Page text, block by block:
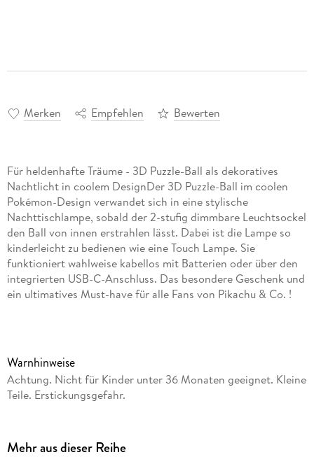
Merken Empfehlen Bewerten
Für heldenhafte Träume - 3D Puzzle-Ball als dekoratives
Nachtlicht in coolem DesignDer 3D Puzzle-Ball im coolen
Pokémon-Design verwandet sich in eine stylische
Nachttischlampe, sobald der 2-stufig dimmbare Leuchtsockel
den Ball von innen erstrahlen lässt. Dabei ist die Lampe so
kinderleicht zu bedienen wie eine Touch Lampe. Sie
funktioniert wahlweise kabellos mit Batterien oder über den
integrierten USB-C-Anschluss. Das besondere Geschenk und
ein ultimatives Must-have für alle Fans von Pikachu & Co. !
Eine bebilderte Schritt-für-Schritt-Anleitung sorgt für
dreidimensionalen Puzzlespaß mit Gelinggarantie! Zusammen
mit dem ebenfalls im Set enthaltenen LED-Leuchtsockel im
modernen Design entsteht ein fantasievolles und ganz
entsteht im Kinderzimmer eine angenehme, dezente
Warnhinweise
Achtung. Nicht für Kinder unter 36 Monaten geeignet. Kleine
Teile. Erstickungsgefahr.
Mehr aus dieser Reihe